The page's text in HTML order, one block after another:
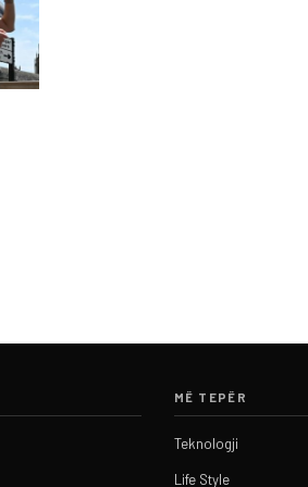
MË TEPËR
Teknologji
Life Style